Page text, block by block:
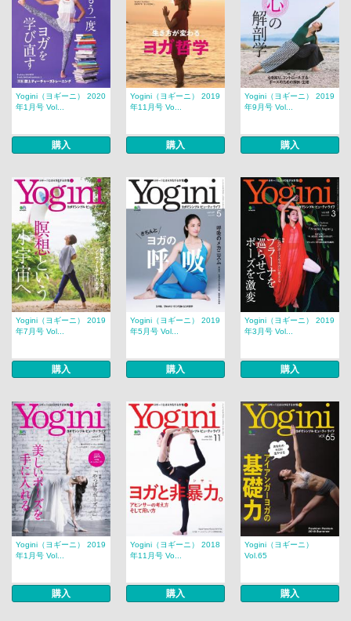
Yogini（ヨギーニ） 2020
年1月号 Vol...
購入
Yogini（ヨギーニ） 2019
年11月号 Vo...
購入
Yogini（ヨギーニ） 2019
年9月号 Vol...
購入
Yogini（ヨギーニ） 2019
年7月号 Vol...
購入
Yogini（ヨギーニ） 2019
年5月号 Vol...
購入
Yogini（ヨギーニ） 2019
年3月号 Vol...
購入
Yogini（ヨギーニ） 2019
年1月号 Vol...
購入
Yogini（ヨギーニ） 2018
年11月号 Vo...
購入
Yogini（ヨギーニ）
Vol.65
購入